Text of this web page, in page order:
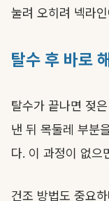
눌려 오히려 넥라
탈수 후 바로
탈수가 끝나면 젖
낸 뒤 목둘레 부분
다. 이 과정이 없으
건조 방법도 중요